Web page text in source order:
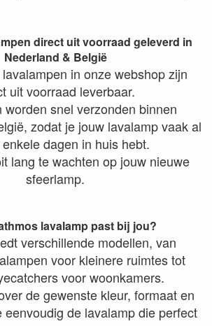
direct uit voorraad geleverd in
Nederland & België
in onze webshop zijn
uit voorraad leverbaar.
worden snel verzonden binnen
zodat je jouw lavalamp vaak al
dagen in huis hebt.
lang te wachten op jouw nieuwe
sfeerlamp.
lavalamp past bij jou?
verschillende modellen, van
voor kleinere ruimtes tot
voor woonkamers.
de gewenste kleur, formaat en
eenvoudig de lavalamp die perfect